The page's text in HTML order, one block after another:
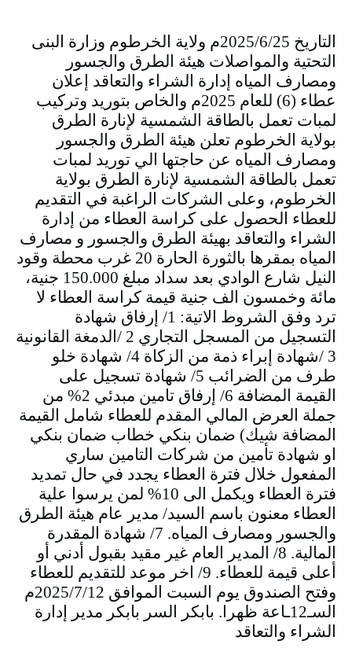
التاريخ 2025/6/25م ولاية الخرطوم وزارة البنى
التحتية والمواصلات هيئة الطرق والجسور
ومصارف المياه إدارة الشراء والتعاقد إعلان
عطاء (6) للعام 2025م والخاص بتوريد وتركيب
لمبات تعمل بالطاقة الشمسية لإنارة الطرق
بولاية الخرطوم تعلن هيئة الطرق والجسور
ومصارف المياه عن حاجتها الي توريد لمبات
تعمل بالطاقة الشمسية لإنارة الطرق بولاية
الخرطوم، وعلى الشركات الراغبة في التقديم
للعطاء الحصول على كراسة العطاء من إدارة
الشراء والتعاقد بهيئة الطرق والجسور و مصارف
المياه بمقرها بالثورة الحارة 20 غرب محطة وقود
النيل شارع الوادي بعد سداد مبلغ 150.000 جنية،
مائة وخمسون الف جنية قيمة كراسة العطاء لا
ترد وفق الشروط الاتية: 1/ إرفاق شهادة
التسجيل من المسجل التجاري 2 /الدمغة القانونية
3 /شهادة إبراء ذمة من الزكاة 4/ شهادة خلو
طرف من الضرائب 5/ شهادة تسجيل على
القيمة المضافة 6/ إرفاق تامين مبدئي 2% من
جملة العرض المالي المقدم للعطاء شامل القيمة
المضافة شيك) ضمان بنكي خطاب ضمان بنكي
او شهادة تأمين من شركات التامين ساري
المفعول خلال فترة العطاء يجدد في حال تمديد
فترة العطاء ويكمل الى 10% لمن يرسوا علية
العطاء معنون باسم السيد/ مدير عام هيئة الطرق
والجسور ومصارف المياه. 7/ شهادة المقدرة
المالية. 8/ المدير العام غير مقيد بقبول أدني أو
أعلى قيمة للعطاء. 9/ اخر موعد للتقديم للعطاء
وفتح الصندوق يوم السبت الموافق 2025/7/12م
السـ12ـاعة ظهرا. بابكر السر بابكر مدير إدارة
الشراء والتعاقد